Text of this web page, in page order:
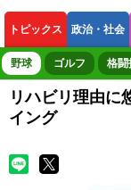
トピックス 政治・社会
ボートレース 競輪
野球 ゴルフ 格闘
リハビリ理由に
イング